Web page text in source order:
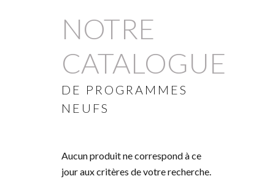
NOTRE
CATALOGUE
DE PROGRAMMES
NEUFS
Aucun produit ne correspond à ce
jour aux critères de votre recherche.